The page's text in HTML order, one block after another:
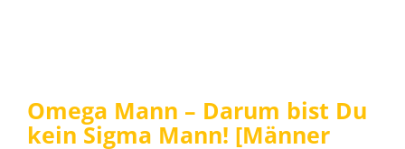
Omega Mann – Darum bist Du
kein Sigma Mann! [Männer